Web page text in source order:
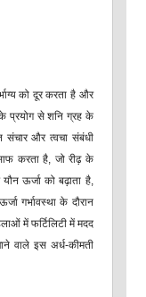
को दूर करता है और
प्रयोग से शनि ग्रह के
संचार और त्वचा संबंधी
करता है, जो रीढ़ के
ऊर्जा को बढ़ाता है,
गर्भावस्था के दौरान
में फर्टिलिटी में मदद
वाले इस अर्ध-कीमती